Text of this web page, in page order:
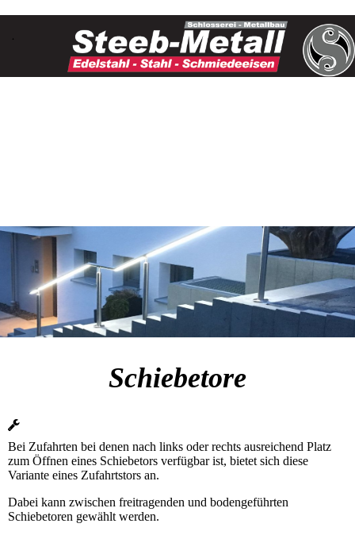
Schiebetore
Bei Zufahrten bei denen nach links oder rechts ausreichend Platz
zum Öffnen eines Schiebetors verfügbar ist, bietet sich diese
Variante eines Zufahrtstors an.
Dabei kann zwischen freitragenden und bodengeführten
Schiebetoren gewählt werden.